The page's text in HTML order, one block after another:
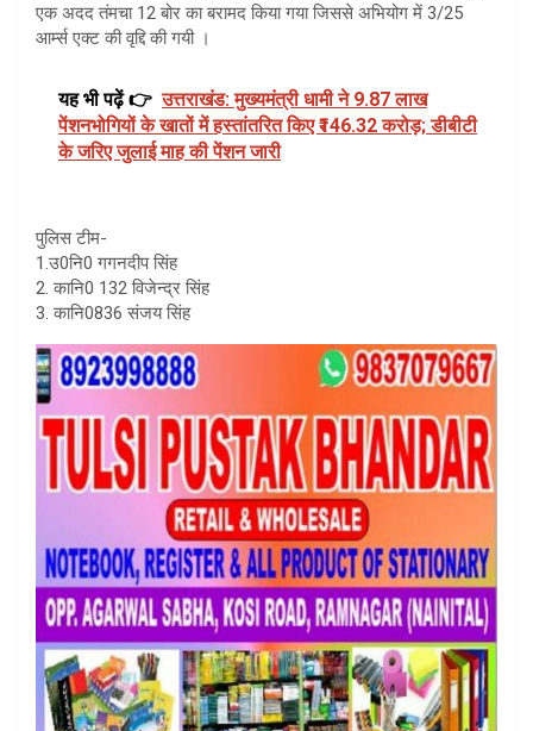
एक अदद तंमचा 12 बोर का बरामद किया गया जिससे अभियोग में 3/25
आर्म्स एक्ट की वृद्दि की गयी ।
यह भी पढ़ें 👉 उत्तराखंड: मुख्यमंत्री धामी ने 9.87 लाख
पेंशनभोगियों के खातों में हस्तांतरित किए ₹146.32 करोड़; डीबीटी
के जरिए जुलाई माह की पेंशन जारी
पुलिस टीम-
1.उ0नि0 गगनदीप सिंह
2. कानि0 132 विजेन्द्र सिंह
3. कानि0836 संजय सिंह